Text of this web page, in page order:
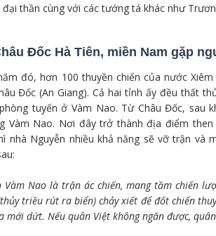
thần cùng với các tướng tá khác như
Đốc Hà Tiên, miền Nam gặp
đó, hơn 100 thuyền chiến của nước
Đốc (An Giang). Cả hai tỉnh ấy đều thất
tuyến ở Vàm Nao. Từ Châu Đốc, sau
Vàm Nao. Nơi đây trở thành địa điểm
nhà Nguyễn nhiều khả năng sẽ vỡ trận và
Vàm Nao là trận ác chiến, mang tầm chiến
triều rút ra biển) chảy xiết để đốt chiến
dứt. Nếu quân Việt không ngăn được,